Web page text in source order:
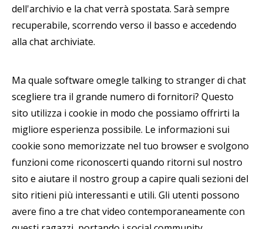
dell'archivio e la chat verrà spostata. Sarà sempre
recuperabile, scorrendo verso il basso e accedendo
alla chat archiviate.
Ma quale software omegle talking to stranger di chat
scegliere tra il grande numero di fornitori? Questo
sito utilizza i cookie in modo che possiamo offrirti la
migliore esperienza possibile. Le informazioni sui
cookie sono memorizzate nel tuo browser e svolgono
funzioni come riconoscerti quando ritorni sul nostro
sito e aiutare il nostro group a capire quali sezioni del
sito ritieni più interessanti e utili. Gli utenti possono
avere fino a tre chat video contemporaneamente con